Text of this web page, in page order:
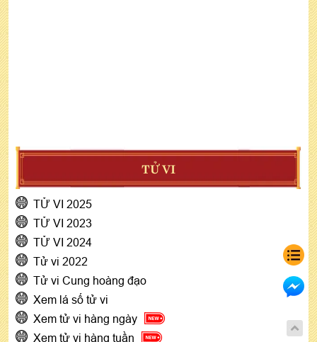
TỬ VI
TỬ VI 2025
TỬ VI 2023
TỬ VI 2024
Tử vi 2022
Tử vi Cung hoàng đạo
Xem lá số tử vi
Xem tử vi hàng ngày
Xem tử vi hàng tuần